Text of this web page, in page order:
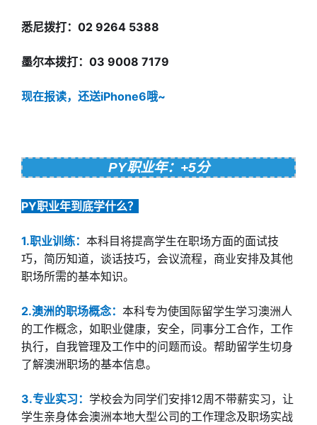
悉尼拨打：02 9264 5388
墨尔本拨打：03 9008 7179
现在报读，还送iPhone6哦~
PY职业年：+5分
PY职业年到底学什么？
1.职业训练： 本科目将提高学生在职场方面的面试技
巧，简历知道，谈话技巧，会议流程，商业安排及其他
职场所需的基本知识。
2.澳洲的职场概念： 本科专为使国际留学生学习澳洲人
的工作概念，如职业健康，安全，同事分工合作，工作
执行，自我管理及工作中的问题而设。帮助留学生切身
了解澳洲职场的基本信息。
3.专业实习： 学校会为同学们安排12周不带薪实习，让
学生亲身体会澳洲本地大型公司的工作理念及职场实战